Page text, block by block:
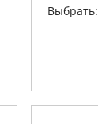
Выбрать: